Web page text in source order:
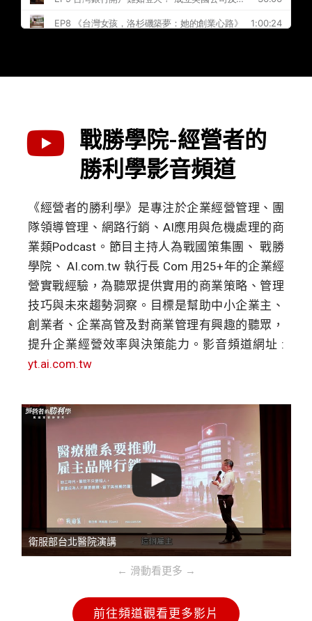
戰勝學院-經營者的
勝利學影音頻道
《經營者的勝利學》是專注於企業經營管理、團
隊領導管理、網路行銷、AI應用與危機處理的商
業類Podcast。節目主持人為戰國策集團、 戰勝
學院、 AI.com.tw 執行長 Com 用25+年的企業經
營實戰經驗，為聽眾提供實用的商業策略、管理
技巧與未來趨勢洞察。目標是幫助中小企業主、
創業者、企業高管及對商業管理有興趣的聽眾，
提升企業經營效率與決策能力。影音頻道網址 :
yt.ai.com.tw
衛服部台北醫院演講
← 滑動看更多 →
前往頻道觀看更多影片